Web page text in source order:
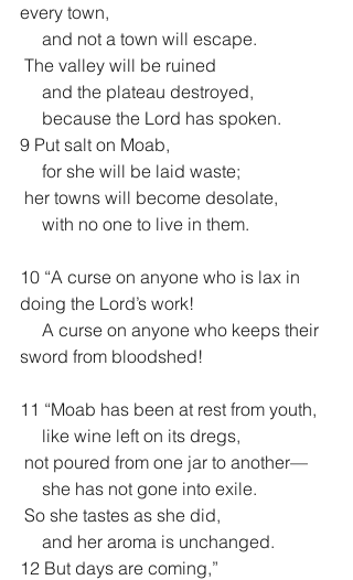
every town,
     and not a town will escape.
The valley will be ruined
     and the plateau destroyed,
     because the Lord has spoken.
9 Put salt on Moab,
     for she will be laid waste;
her towns will become desolate,
     with no one to live in them.
10 “A curse on anyone who is lax in
doing the Lord’s work!
sword from bloodshed!
11 “Moab has been at rest from youth,
     like wine left on its dregs,
not poured from one jar to another—
     she has not gone into exile.
So she tastes as she did,
     and her aroma is unchanged.
12 But days are coming,”